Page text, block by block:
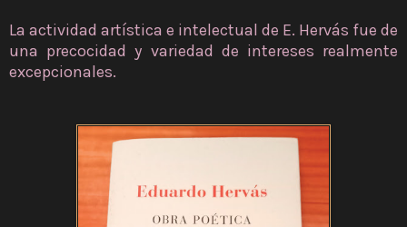
La actividad artística e intelectual de E. Hervás fue de
una precocidad y variedad de intereses realmente
excepcionales.